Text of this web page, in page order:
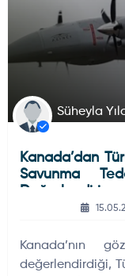
Süheyla
Kanada’dan
Savunma
Değerlendiriyor
Kanada’nın
değerlendirdiği,